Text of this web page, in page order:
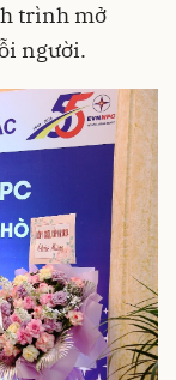
trình mở
người.